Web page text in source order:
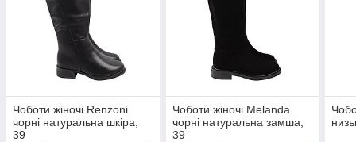
Чоботи жіночі Renzoni
чорні натуральна шкіра,
39
Чоботи жіночі Melanda
чорні натуральна замша,
39